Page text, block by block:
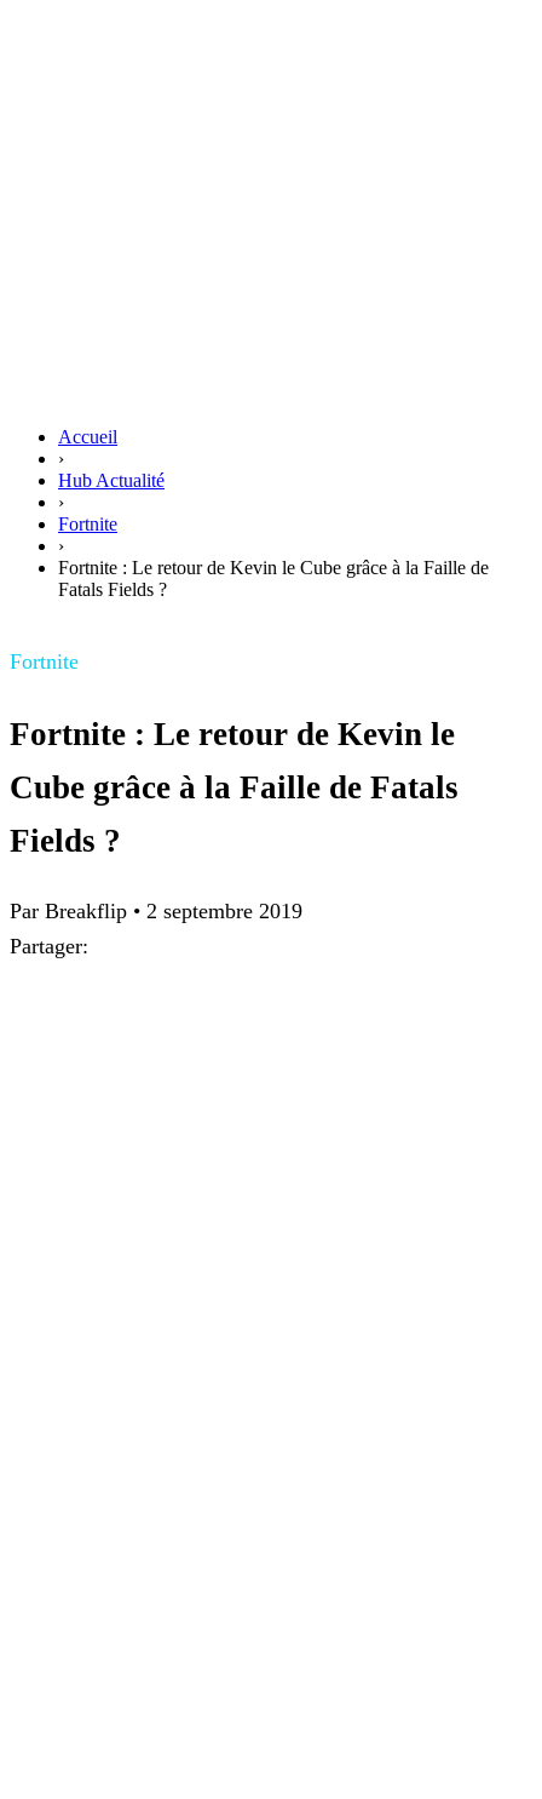
Accueil
›
Hub Actualité
›
Fortnite
›
Fortnite : Le retour de Kevin le Cube grâce à la Faille de
Fatals Fields ?
Fortnite
Fortnite : Le retour de Kevin le
Cube grâce à la Faille de Fatals
Fields ?
Par Breakflip • 2 septembre 2019
Partager: